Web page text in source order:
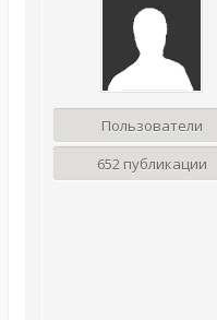
Пользователи
652 публикации